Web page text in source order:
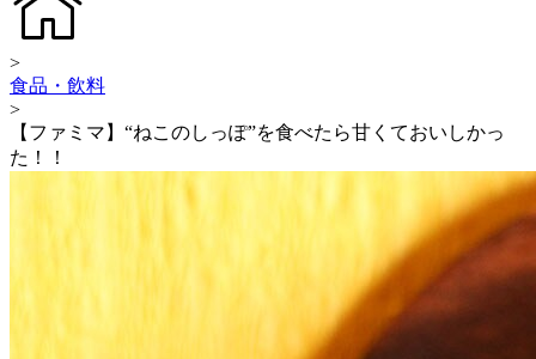
>
食品・飲料
>
【ファミマ】“ねこのしっぽ”を食べたら甘くておいしかっ
た！！